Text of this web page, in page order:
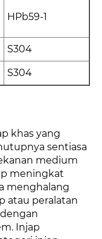
HPb59-1
S304
S304
khas yang
sentiasa
medium
meningkat
menghalang
atau peralatan
Injap